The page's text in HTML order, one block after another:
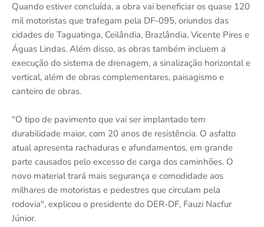
Quando estiver concluída, a obra vai beneficiar os quase 120
mil motoristas que trafegam pela DF-095, oriundos das
cidades de Taguatinga, Ceilândia, Brazlândia, Vicente Pires e
Águas Lindas. Além disso, as obras também incluem a
execução do sistema de drenagem, a sinalização horizontal e
vertical, além de obras complementares, paisagismo e
canteiro de obras.
"O tipo de pavimento que vai ser implantado tem
durabilidade maior, com 20 anos de resistência. O asfalto
atual apresenta rachaduras e afundamentos, em grande
parte causados pelo excesso de carga dos caminhões. O
novo material trará mais segurança e comodidade aos
milhares de motoristas e pedestres que circulam pela
rodovia", explicou o presidente do DER-DF, Fauzi Nacfur
Júnior.